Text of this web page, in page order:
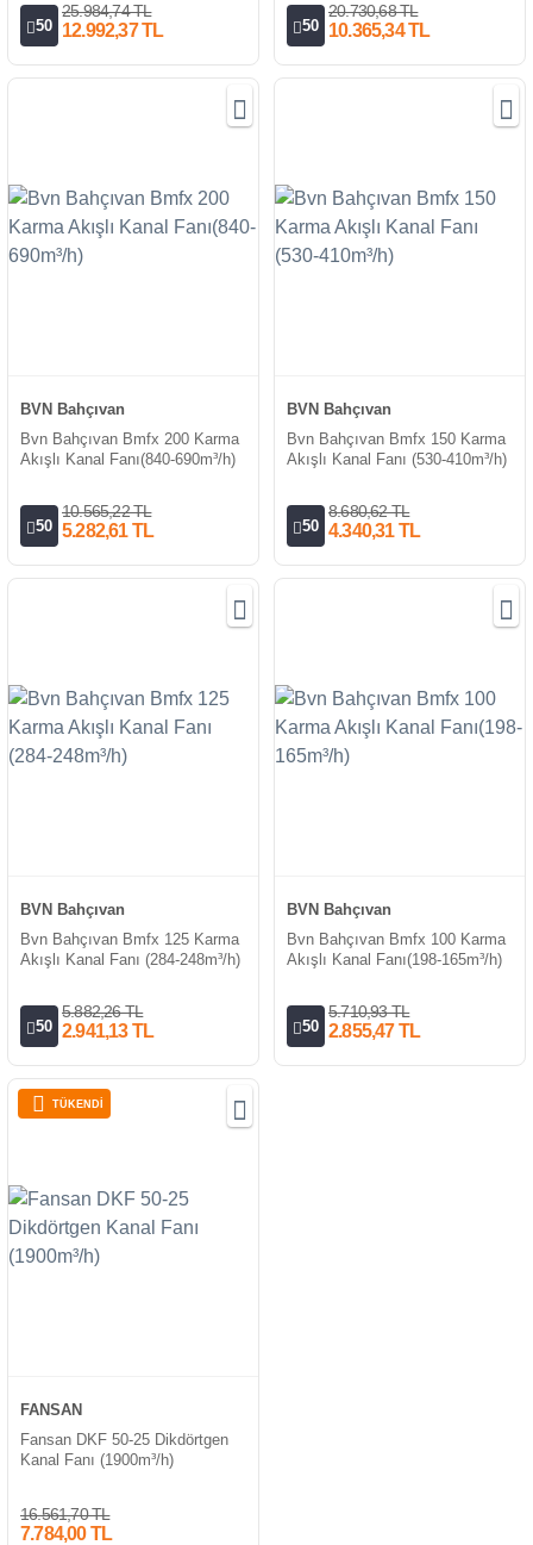
50
25.984,74 TL
12.992,37 TL 50
20.730,68 TL
10.365,34 TL
BVN Bahçıvan
Bvn Bahçıvan Bmfx 200 Karma
Akışlı Kanal Fanı(840-690m³/h)
50
10.565,22 TL
5.282,61 TL
BVN Bahçıvan
Bvn Bahçıvan Bmfx 150 Karma
Akışlı Kanal Fanı (530-410m³/h)
50
8.680,62 TL
4.340,31 TL
BVN Bahçıvan
Bvn Bahçıvan Bmfx 125 Karma
Akışlı Kanal Fanı (284-248m³/h)
50
5.882,26 TL
2.941,13 TL
BVN Bahçıvan
Bvn Bahçıvan Bmfx 100 Karma
Akışlı Kanal Fanı(198-165m³/h)
50
5.710,93 TL
2.855,47 TL
TÜKENDİ
FANSAN
Fansan DKF 50-25 Dikdörtgen
Kanal Fanı (1900m³/h)
16.561,70 TL
7.784,00 TL